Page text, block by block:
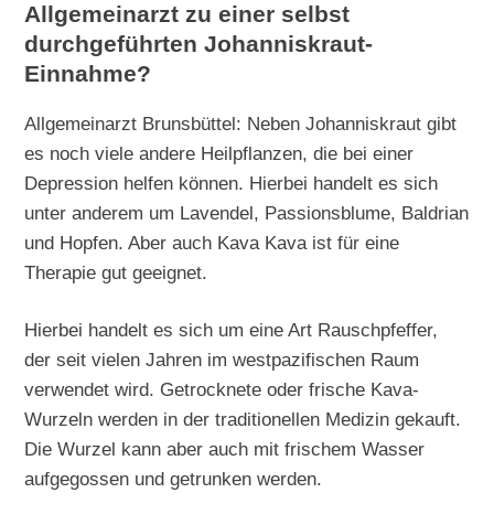
Allgemeinarzt zu einer selbst
durchgeführten Johanniskraut-
Einnahme?
Allgemeinarzt Brunsbüttel: Neben Johanniskraut gibt
es noch viele andere Heilpflanzen, die bei einer
Depression helfen können. Hierbei handelt es sich
unter anderem um Lavendel, Passionsblume, Baldrian
und Hopfen. Aber auch Kava Kava ist für eine
Therapie gut geeignet.
Hierbei handelt es sich um eine Art Rauschpfeffer,
der seit vielen Jahren im westpazifischen Raum
verwendet wird. Getrocknete oder frische Kava-
Wurzeln werden in der traditionellen Medizin gekauft.
Die Wurzel kann aber auch mit frischem Wasser
aufgegossen und getrunken werden.